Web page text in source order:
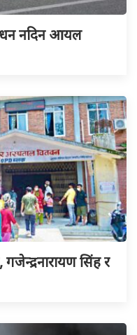
नदिन आयल
सिंह र